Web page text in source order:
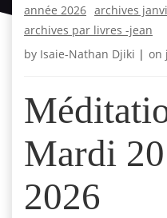
année 2026 archives
archives par livres -jean
by Isaie-Nathan Djiki | on
Mardi
2026